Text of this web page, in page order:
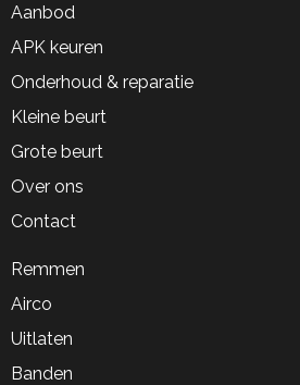
Aanbod
APK keuren
Onderhoud & reparatie
Kleine beurt
Grote beurt
Over ons
Contact
Remmen
Airco
Uitlaten
Banden